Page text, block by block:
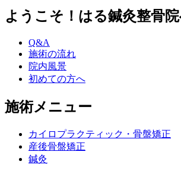
ようこそ！はる鍼灸整骨
Q&A
施術の流れ
院内風景
初めての方へ
施術メニュー
カイロプラクティック・骨盤矯正
産後骨盤矯正
鍼灸